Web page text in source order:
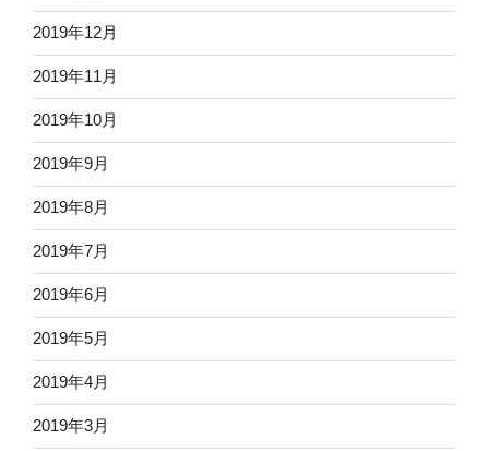
2019年12月
2019年11月
2019年10月
2019年9月
2019年8月
2019年7月
2019年6月
2019年5月
2019年4月
2019年3月